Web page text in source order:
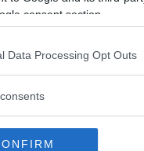
consent section.
Data Processing Opt Outs